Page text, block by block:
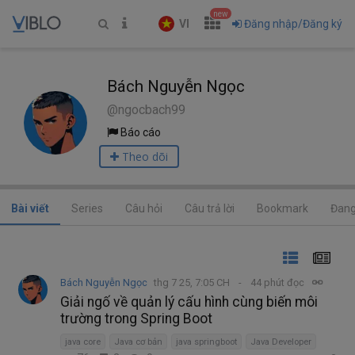
VI
new
Đăng nhập/Đăng ký
Bách Nguyễn Ngọc
@ngocbach99
Báo cáo
Theo dõi
Bài viết Series Câu hỏi Câu trả lời Bookmark
Bách Nguyễn Ngọc thg 7 25, 7:05 CH 44 phút đọc
Giải ngố về quản lý cấu hình cùng biến môi
trường trong Spring Boot
java core Java cơ bản java springboot Java Developer